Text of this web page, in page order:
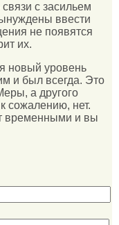
связи с засильем
ввести
не появятся
их.
новый уровень
и был всегда. Это
а другого
сожалению, нет.
временными и вы